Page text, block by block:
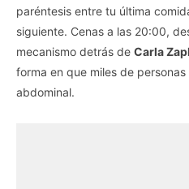
paréntesis entre tu última
siguiente. Cenas a las 20:00,
mecanismo detrás de Carla
forma en que miles de
abdominal.